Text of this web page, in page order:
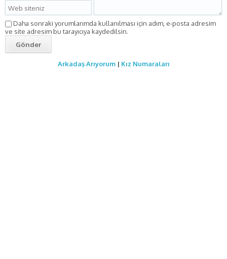
Daha sonraki yorumlarımda kullanılması için adım, e-posta adresim
ve site adresim bu tarayıcıya kaydedilsin.
Arkadaş Arıyorum| Kız Numaraları